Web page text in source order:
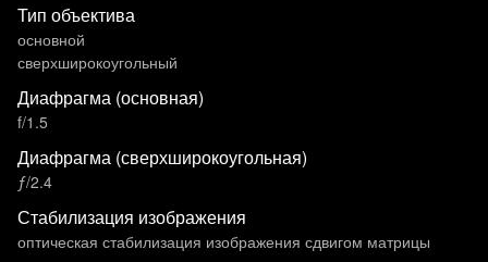
Тип объектива
основной
сверхширокоугольный
Диафрагма (основная)
f/1.5
Диафрагма (сверхширокоугольная)
ƒ/2.4
Стабилизация изображения
оптическая стабилизация изображения сдвигом матрицы